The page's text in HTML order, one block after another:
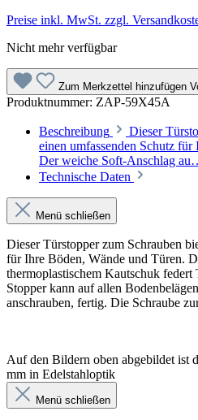
Preise inkl. MwSt. zzgl.
Nicht mehr verfügbar
Zum Merkzettel hinzufügen
Produktnummer: ZAP-59X45A
Beschreibung
Dieser
einen umfassenden Schutz
Der weiche Soft-Anschlag
Technische Daten
Menü schließen
Dieser Türstopper zum Schrauben
für Ihre Böden, Wände und Türen.
thermoplastischem Kautschuk
Stopper kann auf allen
anschrauben, fertig. Die Schraube
Auf den Bildern oben abgebildet ist
mm in Edelstahloptik
Menü schließen